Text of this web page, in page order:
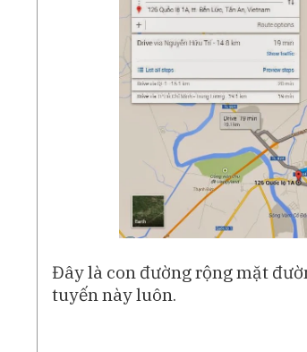
Đây là con đường rộng mặt
tuyến này luôn.